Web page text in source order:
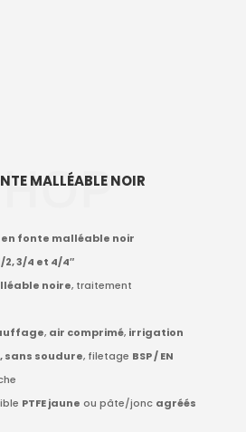
MALLÉABLE NOIR
en fonte malléable noir
2, 3/4 et 4/4″
noire, traitement
, air comprimé, irrigation
sans soudure, filetage BSP / EN
PTFE jaune ou pâte/jonc agréés